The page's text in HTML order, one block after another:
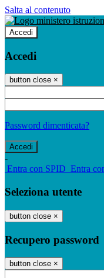
Salta al contenuto
Accedi
Accedi
button close ×
Password dimenticata?
-
Entra con SPID Entra
Seleziona utente
button close ×
Recupero password
button close ×